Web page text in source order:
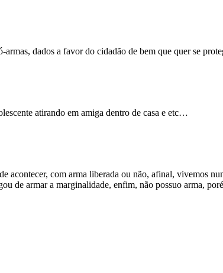
dados a favor do cidadão de bem que quer se
atirando em amiga dentro de casa e etc…
acontecer, com arma liberada ou não, afinal, vivemos
de armar a marginalidade, enfim, não possuo arma,